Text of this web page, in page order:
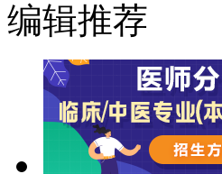
编辑推荐